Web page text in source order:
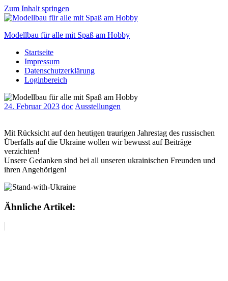
Zum Inhalt springen
Modellbau für alle mit Spaß am Hobby
Scale
modelling
to
enjoy
Startseite
Impressum
Datenschutzerklärung
Loginbereich
24. Februar 2023 doc Ausstellungen
Mit Rücksicht auf den heutigen traurigen Jahrestag des russischen
Überfalls auf die Ukraine wollen wir bewusst auf Beiträge
verzichten!
Unsere Gedanken sind bei all unseren ukrainischen Freunden und
ihren Angehörigen!
Ähnliche Artikel: